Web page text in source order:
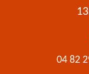
04 82